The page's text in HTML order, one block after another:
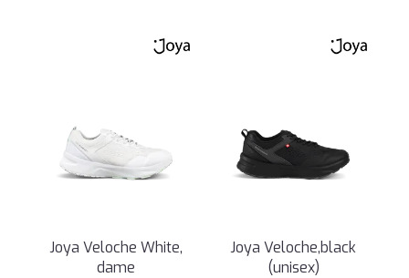
Joya Veloche White,
dame
Joya Veloche,black
(unisex)